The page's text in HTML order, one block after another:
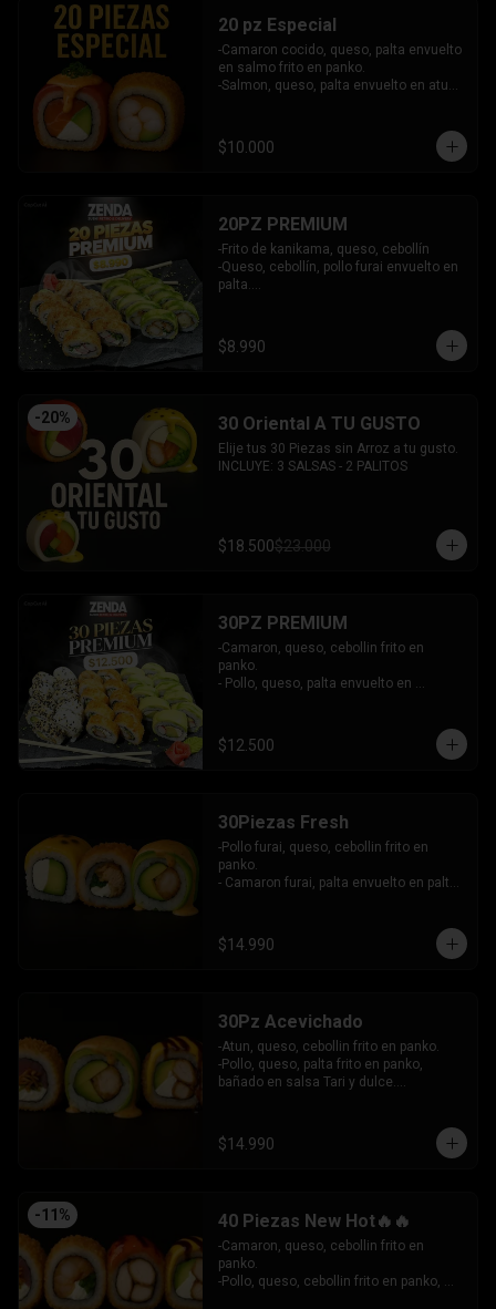
20 pz Especial
-Camaron cocido, queso, palta envuelto
en salmo frito en panko.
-Salmon, queso, palta envuelto en atun
$10.000
20PZ PREMIUM
-Frito de kanikama, queso, cebollín
-Queso, cebollín, pollo furai envuelto en
palta.
$8.990
-20% 30 Oriental A TU GUSTO
Elije tus 30 Piezas sin Arroz a tu gusto.
INCLUYE: 3 SALSAS - 2 PALITOS
$18.500$23.000
30PZ PREMIUM
-Camaron, queso, cebollin frito en
panko.
- Pollo, queso, palta envuelto en
palta.
INCLUYE: 3 SALSAS - 2 PALITOS
$12.500
30Piezas Fresh
-Pollo furai, queso, cebollin frito en
panko.
- Camaron furai, palta envuelto en palta
queso y mango, bañado en salsa de
maracuya.
$14.990
30Pz Acevichado
-Atun, queso, cebollin frito en panko.
-Pollo, queso, palta frito en panko,
bañado en salsa Tari y dulce.
INCLUYE: 3 SALSAS - 2 PALITOS
$14.990
-11 % 40 Piezas New Hot🔥🔥
-Camaron, queso, cebollin frito en
panko.
-Pollo, queso, cebollin frito en panko,